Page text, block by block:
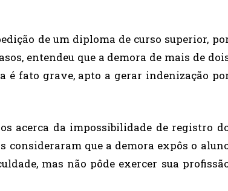
de um diploma de curso superior,
entendeu que a demora de mais de
é fato grave, apto a gerar indenização
acerca da impossibilidade de registro
consideraram que a demora expôs o
mas não pôde exercer sua